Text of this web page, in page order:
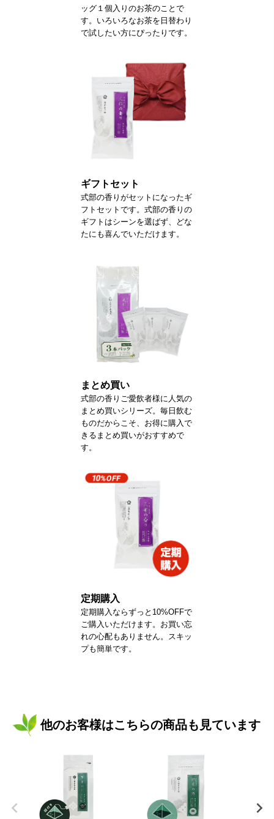
ッグ１個入りのお茶のことで
す。いろいろなお茶を日替わり
で試したい方にぴったりです。
ギフトセット
式部の香りがセットになったギ
フトセットです。式部の香りの
ギフトはシーンを選ばず、どな
たにも喜んでいただけます。
まとめ買い
式部の香りご愛飲者様に人気の
まとめ買いシリーズ。毎日飲む
ものだからこそ、お得に購入で
きるまとめ買いがおすすめで
す。
定期購入
定期購入ならずっと10%OFFで
ご購入いただけます。お買い忘
れの心配もありません。スキッ
プも簡単です。
他のお客様はこちらの商品も見ています